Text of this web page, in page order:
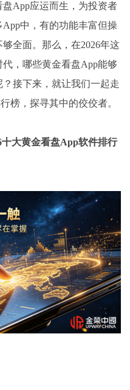
App应运而生，为投资者
中，有的功能丰富但操
全面。那么，在2026年这
，哪些黄金看盘App能够
接下来，就让我们一起走
榜，探寻其中的佼佼者。
大黄金看盘App软件排行